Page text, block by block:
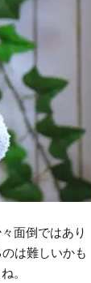
面倒ではあり
は難しいかも
。